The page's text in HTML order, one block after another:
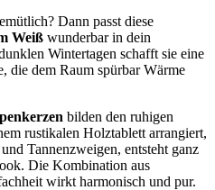
Dann passt diese
Weiß wunderbar in dein
Wintertagen schafft sie eine
die dem Raum spürbar Wärme
bilden den ruhigen
rustikalen Holztablett arrangiert,
Tannenzweigen, entsteht ganz
Die Kombination aus
wirkt harmonisch und pur.